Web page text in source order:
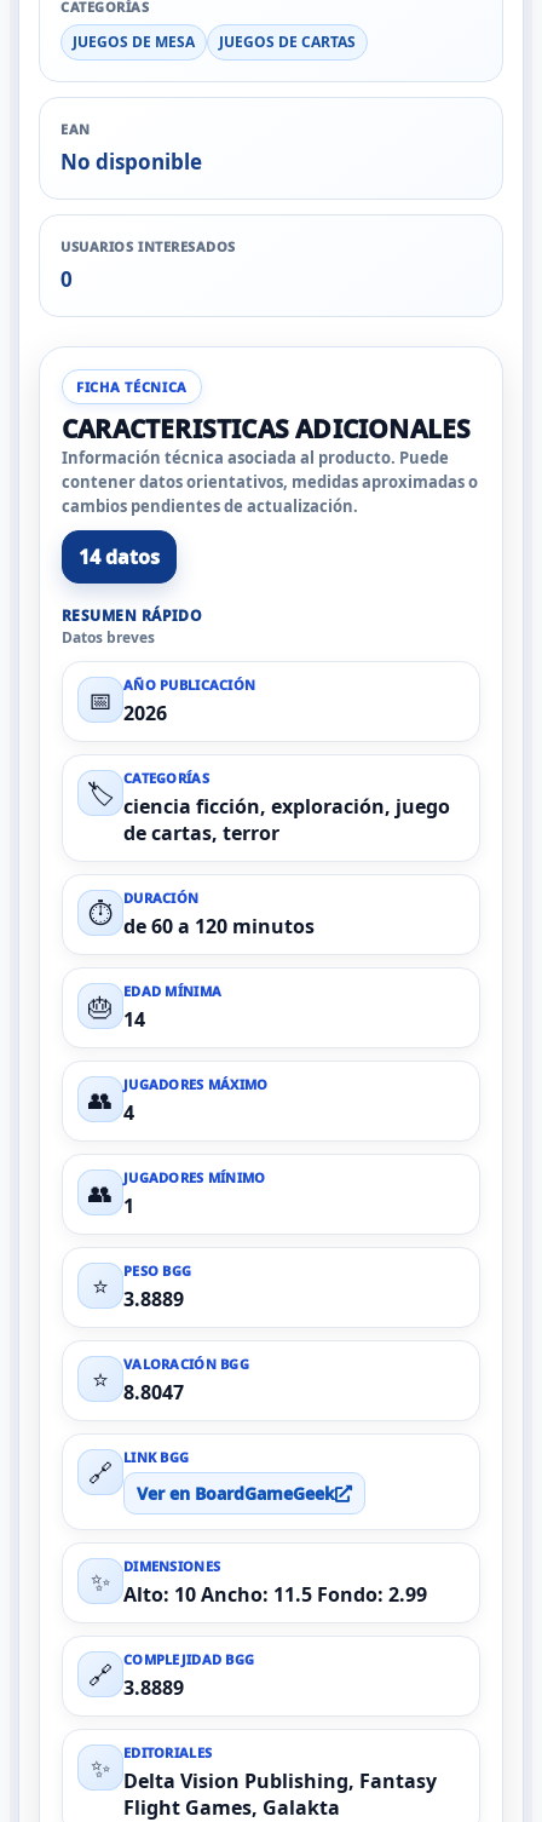
CATEGORÍAS
JUEGOS DE MESA JUEGOS DE CARTAS
EAN
No disponible
USUARIOS INTERESADOS
0
FICHA TÉCNICA
CARACTERISTICAS ADICIONALES
Información técnica asociada al producto. Puede
contener datos orientativos, medidas aproximadas o
cambios pendientes de actualización.
14 datos
RESUMEN RÁPIDO
Datos breves
📅 AÑO PUBLICACIÓN
2026
🏷️ CATEGORÍAS
ciencia ficción, exploración, juego
de cartas, terror
⏱️ DURACIÓN
de 60 a 120 minutos
🎂 EDAD MÍNIMA
14
👥 JUGADORES MÁXIMO
4
👥 JUGADORES MÍNIMO
1
⭐ PESO BGG
3.8889
⭐ VALORACIÓN BGG
8.8047
🔗 LINK BGG
Ver en BoardGameGeek
✨ DIMENSIONES
Alto: 10 Ancho: 11.5 Fondo: 2.99
🔗 COMPLEJIDAD BGG
3.8889
✨ EDITORIALES
Delta Vision Publishing, Fantasy
Flight Games, Galakta